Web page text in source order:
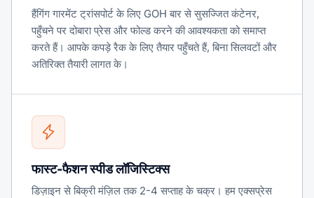
हैंगिंग गारमेंट ट्रांसपोर्ट के लिए GOH बार से सुसज्जित कंटेनर,
पहुँचने पर दोबारा प्रेस और फोल्ड करने की आवश्यकता को समाप्त
करते हैं। आपके कपड़े रैक के लिए तैयार पहुँचते हैं, बिना सिलवटों और
अतिरिक्त तैयारी लागत के।
फास्ट-फैशन स्पीड लॉजिस्टिक्स
डिज़ाइन से बिक्री मंज़िल तक 2-4 सप्ताह के चक्र। हम एक्सप्रेस